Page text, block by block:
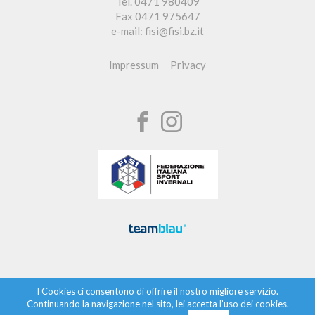
Fax 0471 975647
e-mail: fisi@fisi.bz.it
Impressum Privacy
I Cookies ci consentono di offrire il nostro migliore servizio.
Continuando la navigazione nel sito, lei accetta l’uso dei cookies.